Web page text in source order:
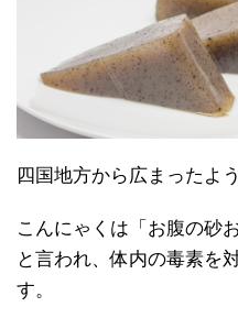
四国地方から広まったよう
こんにゃくは「お腹の砂
と言われ、体内の毒素を
す。